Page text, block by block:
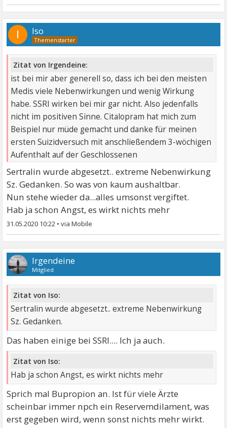
I Iso
Zitat von Irgendeine:
ist bei mir aber generell so, dass ich bei den meisten
Medis viele Nebenwirkungen und wenig Wirkung
habe. SSRI wirken bei mir gar nicht. Also jedenfalls
nicht im positiven Sinne. Citalopram hat mich zum
Beispiel nur müde gemacht und danke für meinen
ersten Suizidversuch mit anschließendem 3-wöchigen
Aufenthalt auf der Geschlossenen
Sertralin wurde abgesetzt.. extreme Nebenwirkung
Sz. Gedanken. So was von kaum aushaltbar.
Nun stehe wieder da...alles umsonst vergiftet.
Hab ja schon Angst, es wirkt nichts mehr
31.05.2020 10:22 •
Irgendeine
Mitglied
Zitat von Iso:
Sertralin wurde abgesetzt.. extreme Nebenwirkung
Sz. Gedanken.
Das haben einige bei SSRI.... Ich ja auch.
Zitat von Iso:
Hab ja schon Angst, es wirkt nichts mehr
Sprich mal Bupropion an. Ist für viele Ärzte
scheinbar immer npch ein Reservemdilament, was
erst gegeben wird, wenn sonst nichts mehr wirkt.